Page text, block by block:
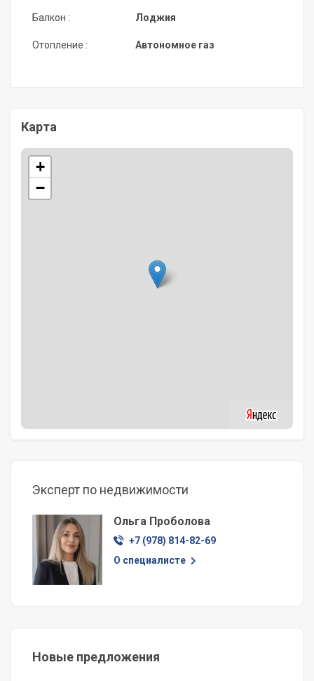
Балкон :
Отопление :
Лоджия
Автономное газ
Карта
+
−
Эксперт по недвижимости
Ольга Проболова
+7 (978) 814-82-69
О специалисте
Новые предложения